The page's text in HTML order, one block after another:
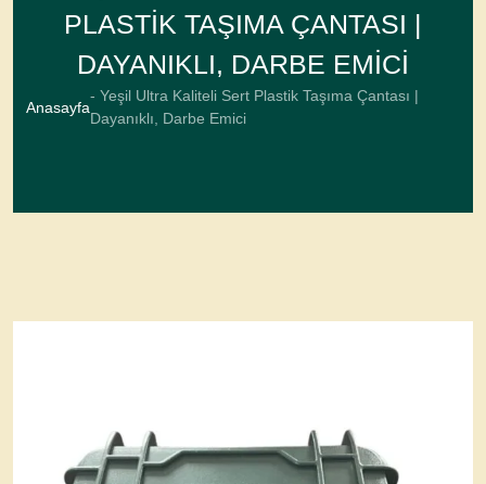
PLASTIK TAŞIMA ÇANTASI |
DAYANIKLI, DARBE EMICI
Anasayfa
- Yeşil Ultra Kaliteli Sert Plastik Taşıma Çantası |
Dayanıklı, Darbe Emici